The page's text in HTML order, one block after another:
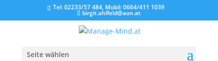
Tel: 02233/57 484, Mobil: 0664/411 1039
birgit.ahlfeld@aon.at
Seite wählen